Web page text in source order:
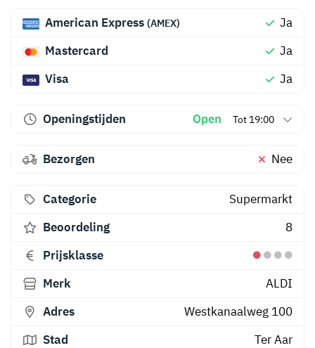
American Express (AMEX)
Ja
Mastercard
Ja
Visa
Ja
Openingstijden Open Tot 19:00
Bezorgen Nee
Categorie
Supermarkt
Beoordeling
8
Prijsklasse
Merk
ALDI
Adres
Westkanaalweg 100
Stad
Ter Aar